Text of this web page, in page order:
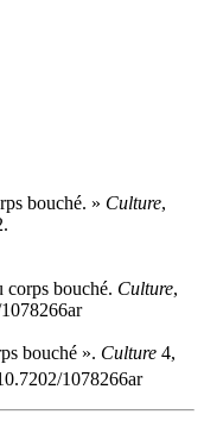
bouché. » Culture,
bouché. Culture,
bouché ». Culture 4,
1078266ar